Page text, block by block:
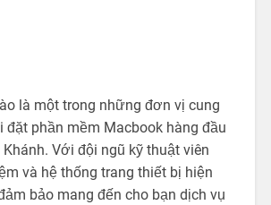
là một trong những đơn vị cung
đặt phần mềm Macbook hàng đầu
Với đội ngũ kỹ thuật viên
và hệ thống trang thiết bị hiện
bảo mang đến cho bạn dịch vụ